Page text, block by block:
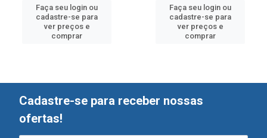
Faça seu login ou
cadastre-se para
ver preços e
comprar
Faça seu login ou
cadastre-se para
ver preços e
comprar
Cadastre-se para receber nossas
ofertas!